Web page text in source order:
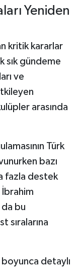
Yeniden
kritik kararlar
sık gündeme
ve
arasında
Türk
bazı
fazla destek
da bu
sıralarına
boyunca detaylı